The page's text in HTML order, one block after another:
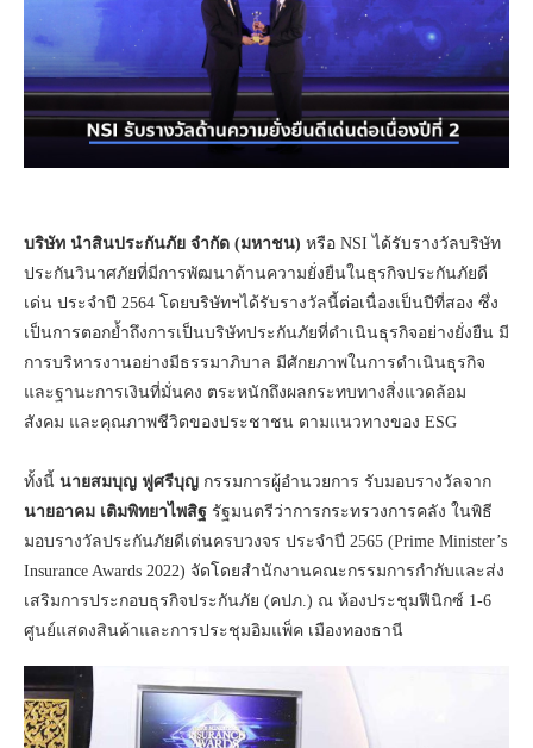
บริษัท นำสินประกันภัย จำกัด (มหาชน) หรือ NSI ได้รับรางวัลบริษัท
ประกันวินาศภัยที่มีการพัฒนาด้านความยั่งยืนในธุรกิจประกันภัยดี
เด่น ประจำปี 2564 โดยบริษัทฯได้รับรางวัลนี้ต่อเนื่องเป็นปีที่สอง ซึ่ง
เป็นการตอกย้ำถึงการเป็นบริษัทประกันภัยที่ดำเนินธุรกิจอย่างยั่งยืน มี
การบริหารงานอย่างมีธรรมาภิบาล มีศักยภาพในการดำเนินธุรกิจ
และฐานะการเงินที่มั่นคง ตระหนักถึงผลกระทบทางสิ่งแวดล้อม
สังคม และคุณภาพชีวิตของประชาชน ตามแนวทางของ ESG
ทั้งนี้ นายสมบุญ ฟูศรีบุญ กรรมการผู้อำนวยการ รับมอบรางวัลจาก
นายอาคม เติมพิทยาไพสิฐ รัฐมนตรีว่าการกระทรวงการคลัง ในพิธี
มอบรางวัลประกันภัยดีเด่นครบวงจร ประจำปี 2565 (Prime Minister’s
Insurance Awards 2022) จัดโดยสำนักงานคณะกรรมการกำกับและส่ง
เสริมการประกอบธุรกิจประกันภัย (คปภ.) ณ ห้องประชุมฟีนิกซ์ 1-6
ศูนย์แสดงสินค้าและการประชุมอิมแพ็ค เมืองทองธานี